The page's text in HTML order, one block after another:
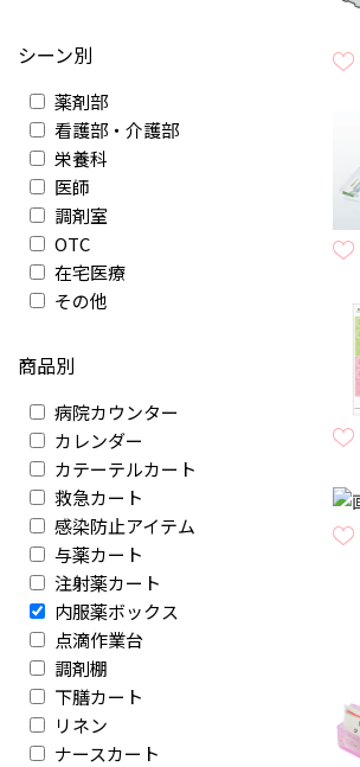
シーン別
薬剤部
看護部・介護部
栄養科
医師
調剤室
OTC
在宅医療
その他
商品別
病院カウンター
カレンダー
カテーテルカート
救急カート
感染防止アイテム
与薬カート
注射薬カート
内服薬ボックス
点滴作業台
調剤棚
下膳カート
リネン
ナースカート